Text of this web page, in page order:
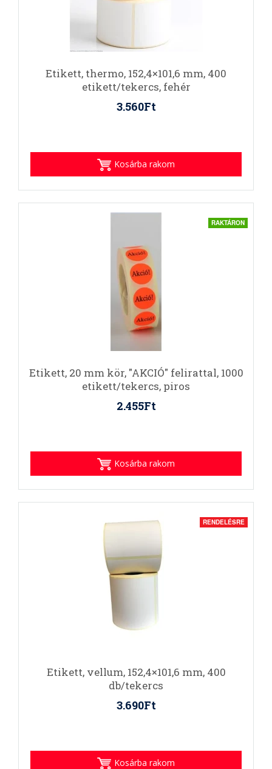
Etikett, thermo, 152,4×101,6 mm, 400
etikett/tekercs, fehér
3.560Ft
Kosárba rakom
RAKTÁRON
Etikett, 20 mm kör, "AKCIÓ" felirattal, 1000
etikett/tekercs, piros
2.455Ft
Kosárba rakom
RENDELÉSRE
Etikett, vellum, 152,4×101,6 mm, 400
db/tekercs
3.690Ft
Kosárba rakom